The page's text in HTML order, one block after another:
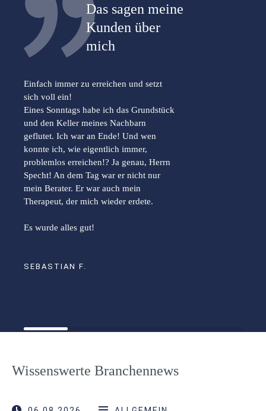
Das sagen meine
Kunden über
mich
Einfach immer zu erreichen und setzt
sich voll ein!
Eines Sonntags habe ich das Grundstück
und den Keller meines Nachbarn
geflutet. Ich war an Ende! Und wen
konnte ich, wie eigentlich immer,
problemlos erreichen!? Ja genau, Herrn
Specht! An dem Tag war er nicht nur
mein Berater. Er war auch mein
Therapeut, der mich wieder erdete.
Es wurde alles gut!
SEBASTIAN F.
Wissenswerte Branchennews